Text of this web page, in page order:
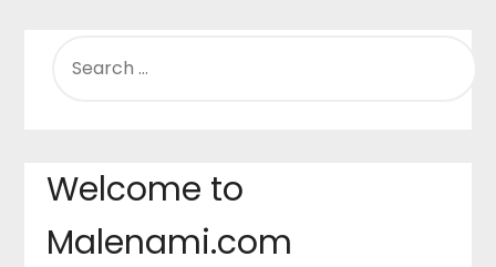
FOR:
Welcome to
Malenami.com